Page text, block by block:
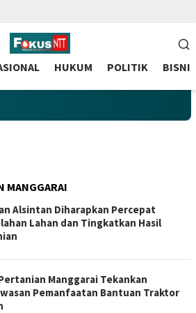
HUKUM POLITIK BISNIS
MANGGARAI
Alsintan Diharapkan Percepat
Lahan dan Tingkatkan Hasil
Manggarai Tekankan
Pemanfaatan Bantuan Traktor